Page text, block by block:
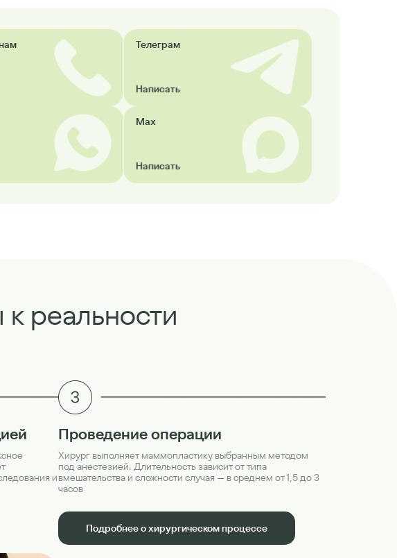
Телеграм
Написать
Max
Написать
реальности
и
Проведение операции
Хирург выполняет маммопластику выбранным методом
под анестезией. Длительность зависит от типа
вмешательства и сложности случая — в среднем от 1,5 до 3
часов
Подробнее о хирургическом процессе